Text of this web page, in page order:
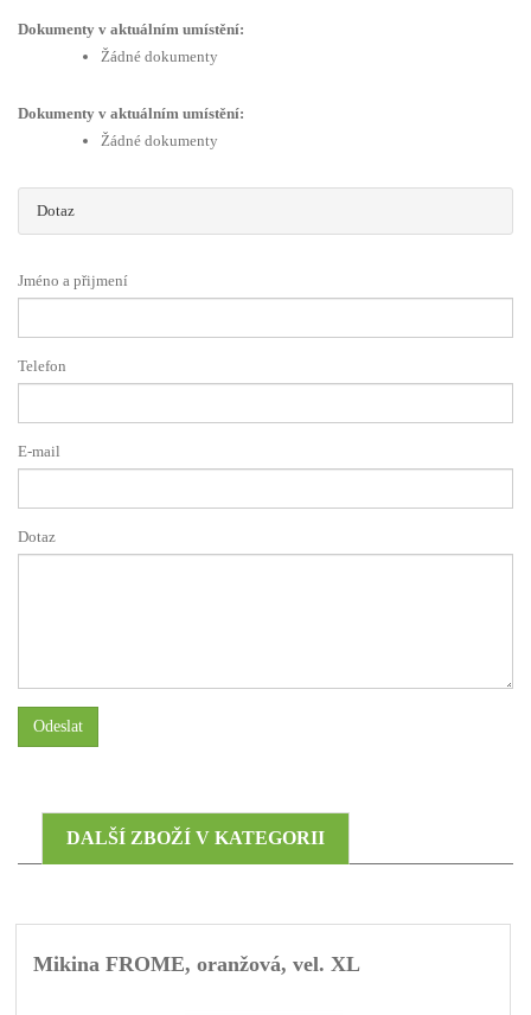
Dokumenty v aktuálním umístění:
Žádné dokumenty
Dokumenty v aktuálním umístění:
Žádné dokumenty
Dotaz
Jméno a přijmení
Telefon
E-mail
Dotaz
Odeslat
DALŠÍ ZBOŽÍ V KATEGORII
Mikina FROME, oranžová, vel. XL